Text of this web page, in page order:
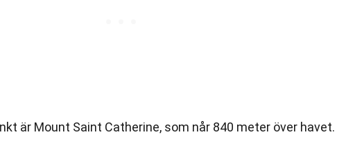
är Mount Saint Catherine, som når 840 meter över havet.